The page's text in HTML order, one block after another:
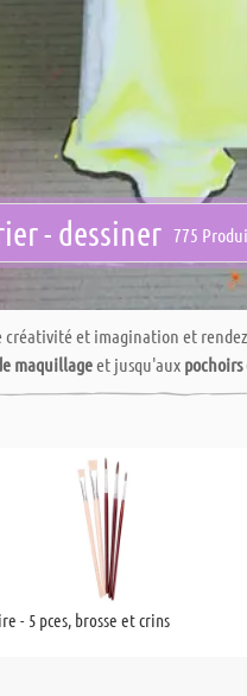
- dessiner 775
créativité et imagination et
maquillageet jusqu'aux pochoirs
- 5 pces, brosse et crins